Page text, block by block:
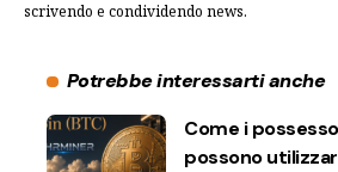
scrivendo e condividendo news.
Potrebbe interessarti anche
Come i
possono